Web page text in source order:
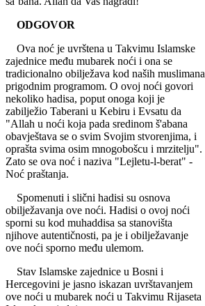
ODGOVOR
Ova noć je uvrštena u Takvimu Islamske
zajednice među mubarek noći i ona se
tradicionalno obilježava kod naših muslimana
prigodnim programom. O ovoj noći govori
nekoliko hadisa, poput onoga koji je
zabilježio Taberani u Kebiru i Evsatu da
"Allah u noći koja pada sredinom š'abana
obavještava se o svim Svojim stvorenjima, i
oprašta svima osim mnogobošcu i mrzitelju".
Zato se ova noć i naziva "Lejletu-l-berat" -
Noć praštanja.
Spomenuti i slični hadisi su osnova
obilježavanja ove noći. Hadisi o ovoj noći
sporni su kod muhaddisa sa stanovišta
njihove autentičnosti, pa je i obilježavanje
ove noći sporno među ulemom.
Stav Islamske zajednice u Bosni i
Hercegovini je jasno iskazan uvrštavanjem
ove noći u mubarek noći u Takvimu Rijaseta